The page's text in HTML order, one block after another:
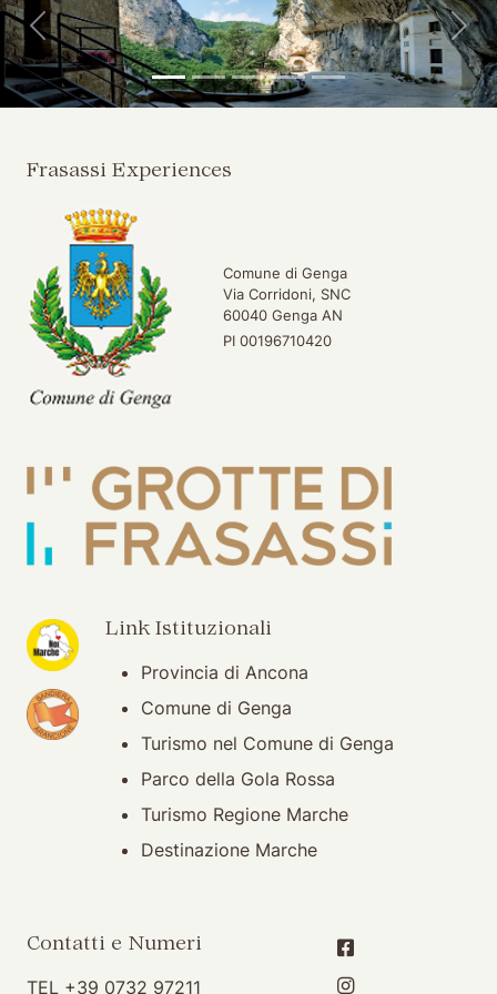
Indietro
Frasassi Experiences
Comune di Genga
Via Corridoni, SNC
60040 Genga AN
PI 00196710420
(apertura su nuova finestra)
(apertura su nuova finestra)
Link Istituzionali
Provincia di Ancona
Comune di Genga
Turismo nel Comune di Genga
Parco della Gola Rossa
Turismo Regione Marche
Destinazione Marche
Contatti e Numeri
TEL +39 0732 97211